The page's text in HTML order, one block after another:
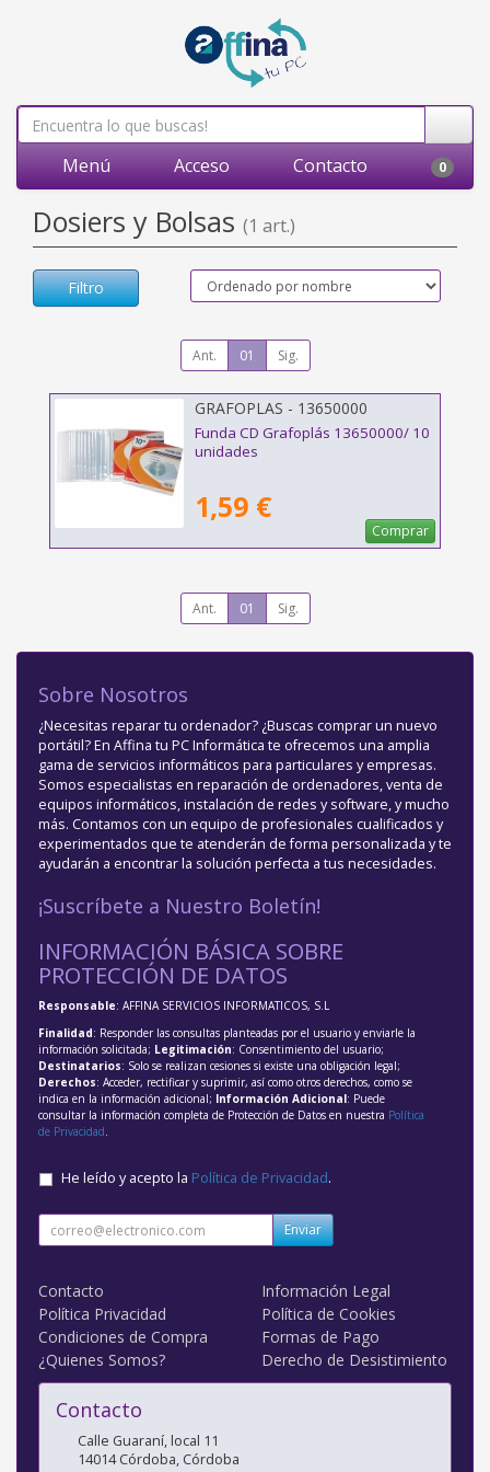
Menú Acceso Contacto 0
Dosiers y Bolsas (1 art.)
Filtro
Ant. 01 Sig.
GRAFOPLAS - 13650000
Funda CD Grafoplás 13650000/ 10
unidades
1,59 €
Comprar
Ant. 01 Sig.
Sobre Nosotros
¿Necesitas reparar tu ordenador? ¿Buscas comprar un nuevo
portátil? En Affina tu PC Informática te ofrecemos una amplia
gama de servicios informáticos para particulares y empresas.
Somos especialistas en reparación de ordenadores, venta de
equipos informáticos, instalación de redes y software, y mucho
más. Contamos con un equipo de profesionales cualificados y
experimentados que te atenderán de forma personalizada y te
ayudarán a encontrar la solución perfecta a tus necesidades.
¡Suscríbete a Nuestro Boletín!
INFORMACIÓN BÁSICA SOBRE
PROTECCIÓN DE DATOS
Responsable: AFFINA SERVICIOS INFORMATICOS, S.L
Finalidad: Responder las consultas planteadas por el usuario y enviarle la
información solicitada; Legitimación: Consentimiento del usuario;
Destinatarios: Solo se realizan cesiones si existe una obligación legal;
Derechos: Acceder, rectificar y suprimir, así como otros derechos, como se
indica en la información adicional; Información Adicional: Puede
consultar la información completa de Protección de Datos en nuestra Política
de Privacidad.
He leído y acepto la Política de Privacidad.
Enviar
Contacto
Información Legal
Política Privacidad
Política de Cookies
Condiciones de Compra
Formas de Pago
¿Quienes Somos?
Derecho de Desistimiento
Contacto
Calle Guaraní, local 11
14014 Córdoba, Córdoba